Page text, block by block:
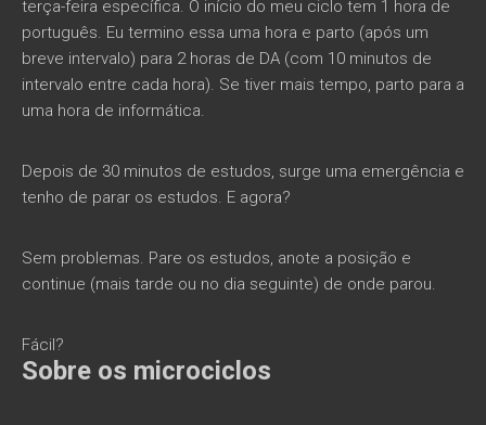
terça-feira específica. O início do meu ciclo tem 1 hora de
português. Eu termino essa uma hora e parto (após um
breve intervalo) para 2 horas de DA (com 10 minutos de
intervalo entre cada hora). Se tiver mais tempo, parto para a
uma hora de informática.
Depois de 30 minutos de estudos, surge uma emergência e
tenho de parar os estudos. E agora?
Sem problemas. Pare os estudos, anote a posição e
continue (mais tarde ou no dia seguinte) de onde parou.
Fácil?
Sobre os microciclos